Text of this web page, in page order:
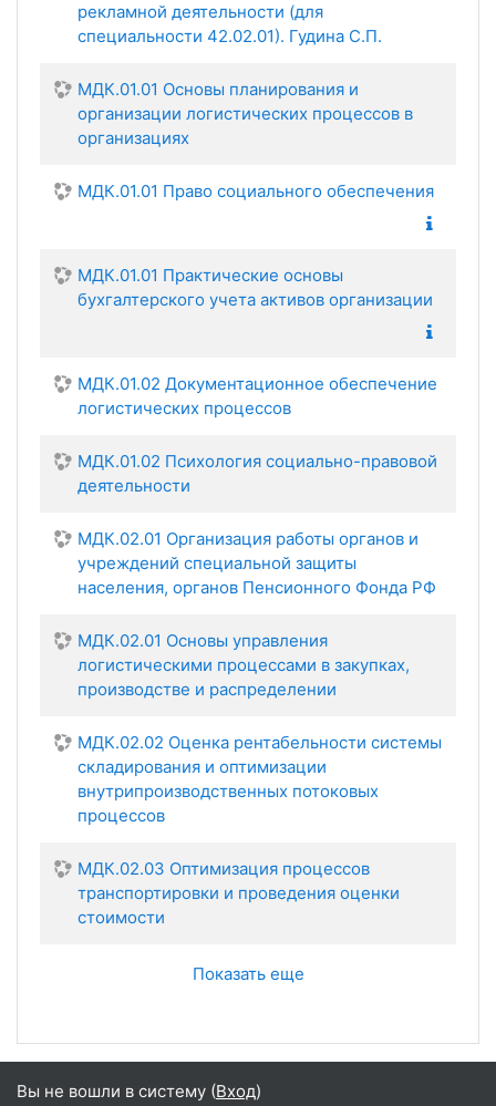
рекламной деятельности (для
специальности 42.02.01). Гудина С.П.
МДК.01.01 Основы планирования и
организации логистических процессов в
организациях
МДК.01.01 Право социального обеспечения
МДК.01.01 Практические основы
бухгалтерского учета активов организации
МДК.01.02 Документационное обеспечение
логистических процессов
МДК.01.02 Психология социально-правовой
деятельности
МДК.02.01 Организация работы органов и
учреждений специальной защиты
населения, органов Пенсионного Фонда РФ
МДК.02.01 Основы управления
логистическими процессами в закупках,
производстве и распределении
МДК.02.02 Оценка рентабельности системы
складирования и оптимизации
внутрипроизводственных потоковых
процессов
МДК.02.03 Оптимизация процессов
транспортировки и проведения оценки
стоимости
Показать еще
Вы не вошли в систему (Вход)